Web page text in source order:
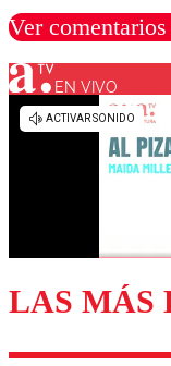
Ver comentarios
Los
EN VIVO
LAS MÁS